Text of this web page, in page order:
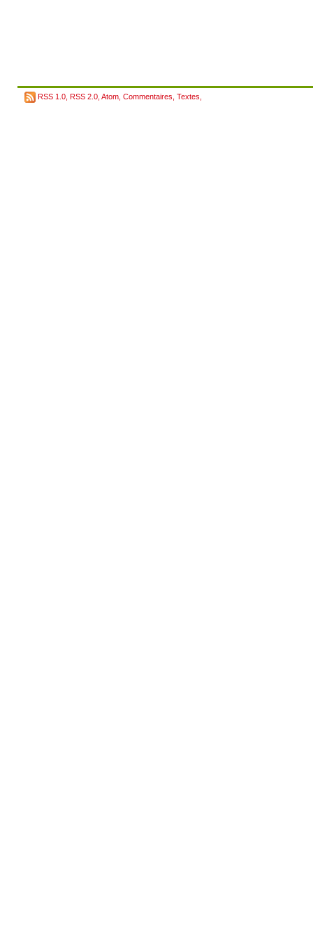
RSS 1.0 RSS 2.0 Atom Commentaires Textes